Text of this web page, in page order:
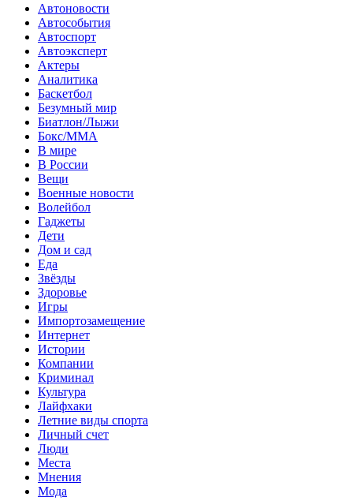
Автоновости
Автособытия
Автоспорт
Автоэксперт
Актеры
Аналитика
Баскетбол
Безумный мир
Биатлон/Лыжи
Бокс/MMA
В мире
В России
Вещи
Военные новости
Волейбол
Гаджеты
Дети
Дом и сад
Еда
Звёзды
Здоровье
Игры
Импортозамещение
Интернет
Истории
Компании
Криминал
Культура
Лайфхаки
Летние виды спорта
Личный счет
Люди
Места
Мнения
Мода